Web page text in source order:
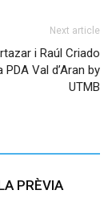
Next article
i Raúl Criado
PDA Val d’Aran by
UTMB
PRÈVIA